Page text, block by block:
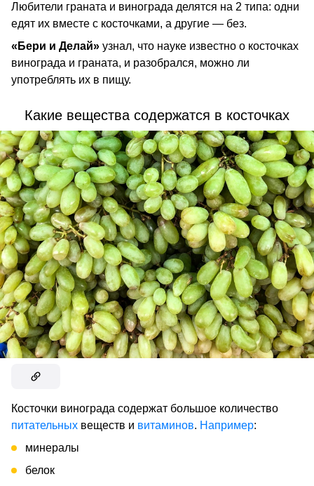
Любители граната и винограда делятся на 2 типа: одни
едят их вместе с косточками, а другие — без.
«Бери и Делай» узнал, что науке известно о косточках
винограда и граната, и разобрался, можно ли
употреблять их в пищу.
Какие вещества содержатся в косточках
Косточки винограда содержат большое количество
питательных веществ и витаминов. Например:
минералы
белок